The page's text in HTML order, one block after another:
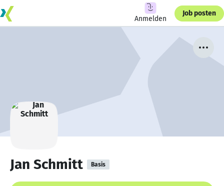
Anmelden
Job posten
Jan Schmitt Basis